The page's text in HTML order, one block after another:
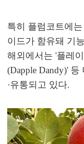
특히 플럼코트에
이드가 함유돼 기
해외에서는 '플레
(Dapple Dandy)' 등
·유통되고 있다.